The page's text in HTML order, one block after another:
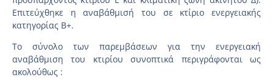
Επιτεύχθηκε η αναβάθμισή του σε κτίριο ενεργειακής
κατηγορίας Β+.
Το σύνολο των παρεμβάσεων για την ενεργειακή
αναβάθμιση του κτιρίου συνοπτικά περιγράφονται ως
ακολούθως :